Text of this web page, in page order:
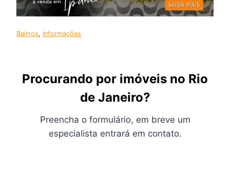
Bairros, Informações
Procurando por imóveis no Rio
de Janeiro?
Preencha o formulário, em breve um
especialista entrará em contato.